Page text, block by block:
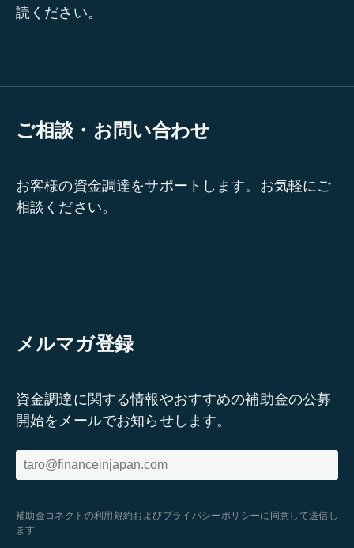
読ください。
ご相談・お問い合わせ
お客様の資金調達をサポートします。お気軽にご
相談ください。
メルマガ登録
資金調達に関する情報やおすすめの補助金の公募
開始をメールでお知らせします。
補助金コネクトの利用規約およびプライバシーポリシーに同意して送信し
ます